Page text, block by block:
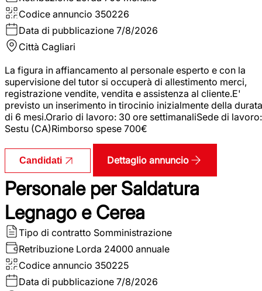
Codice annuncio 350226
Data di pubblicazione 7/8/2026
Città Cagliari
La figura in affiancamento al personale esperto e con la
supervisione del tutor si occuperà di allestimento merci,
registrazione vendite, vendita e assistenza al cliente.E'
previsto un inserimento in tirocinio inizialmente della durata
di 6 mesi.Orario di lavoro: 30 ore settimanaliSede di lavoro:
Sestu (CA)Rimborso spese 700€
Candidati Dettaglio annuncio
Personale per Saldatura
Legnago e Cerea
Tipo di contratto Somministrazione
Retribuzione Lorda 24000 annuale
Codice annuncio 350225
Data di pubblicazione 7/8/2026